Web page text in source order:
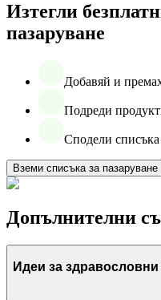
Изтегли
пазаруване
Добавяй и
Подреди
Сподели списъка
Вземи списъка за пазаруване
Допълнителни
Идеи за здравословни